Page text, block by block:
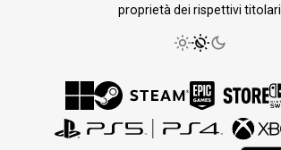
proprietà dei rispettivi titolari.